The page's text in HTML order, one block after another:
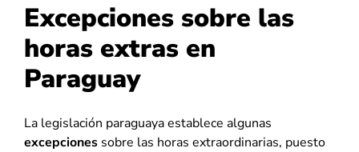
Excepciones sobre las
horas extras en
Paraguay
La legislación paraguaya establece algunas
excepciones sobre las horas extraordinarias, puesto